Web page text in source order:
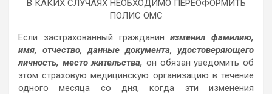
В КАКИХ СЛУЧАЯХ НЕОБХОДИМО ПЕРЕОФОРМИТЬ
ПОЛИС ОМС
Если застрахованный гражданинизменил фамилию,
имя, отчество, данные документа, удостоверяющего
личность, место жительства, он обязан уведомить об
этом страховую медицинскую организацию в течение
одного месяца со дня, когда эти изменения